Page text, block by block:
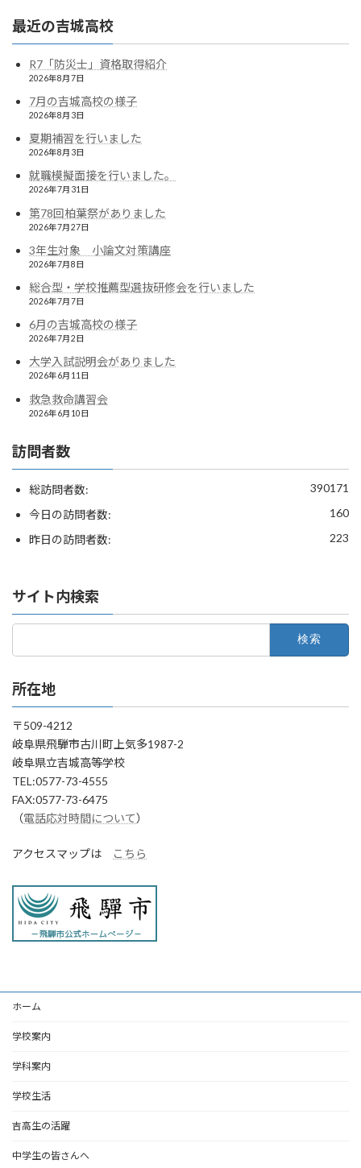
最近の吉城高校
R7「防災士」資格取得紹介
2026年8月7日
7月の吉城高校の様子
2026年8月3日
夏期補習を行いました
2026年8月3日
就職模擬面接を行いました。
2026年7月31日
第78回柏葉祭がありました
2026年7月27日
3年生対象 小論文対策講座
2026年7月8日
総合型・学校推薦型選抜研修会を行いました
2026年7月7日
6月の吉城高校の様子
2026年7月2日
大学入試説明会がありました
2026年6月11日
救急救命講習会
2026年6月10日
訪問者数
390171
総訪問者数:
160
今日の訪問者数:
223
昨日の訪問者数:
サイト内検索
所在地
〒509-4212
岐阜県飛騨市古川町上気多1987-2
岐阜県立吉城高等学校
TEL:0577-73-4555
FAX:0577-73-6475
（電話応対時間について）
アクセスマップは こちら
ホーム
学校案内
学科案内
学校生活
吉高生の活躍
中学生の皆さんへ